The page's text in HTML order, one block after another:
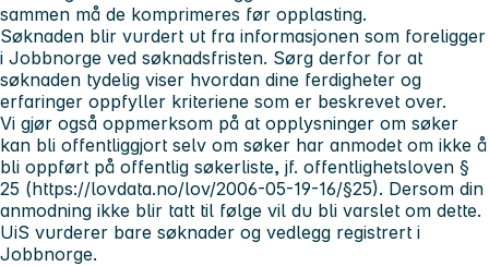
sammen må de komprimeres før opplasting.
Søknaden blir vurdert ut fra informasjonen som foreligger
i Jobbnorge ved søknadsfristen. Sørg derfor for at
søknaden tydelig viser hvordan dine ferdigheter og
erfaringer oppfyller kriteriene som er beskrevet over.
Vi gjør også oppmerksom på at opplysninger om søker
kan bli offentliggjort selv om søker har anmodet om ikke å
bli oppført på offentlig søkerliste, jf. offentlighetsloven §
25 (https://lovdata.no/lov/2006-05-19-16/§25). Dersom din
anmodning ikke blir tatt til følge vil du bli varslet om dette.
UiS vurderer bare søknader og vedlegg registrert i
Jobbnorge.